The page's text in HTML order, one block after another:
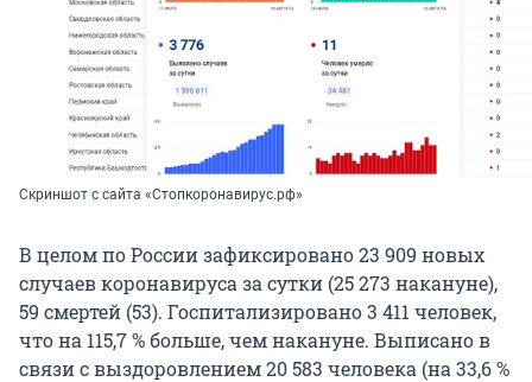
Скриншот с сайта «Стопкоронавирус.рф»
В целом по России зафиксировано 23 909 новых
случаев коронавируса за сутки (25 273 накануне),
59 смертей (53). Госпитализировано 3 411 человек,
что на 115,7 % больше, чем накануне. Выписано в
связи с выздоровлением 20 583 человека (на 33,6 %